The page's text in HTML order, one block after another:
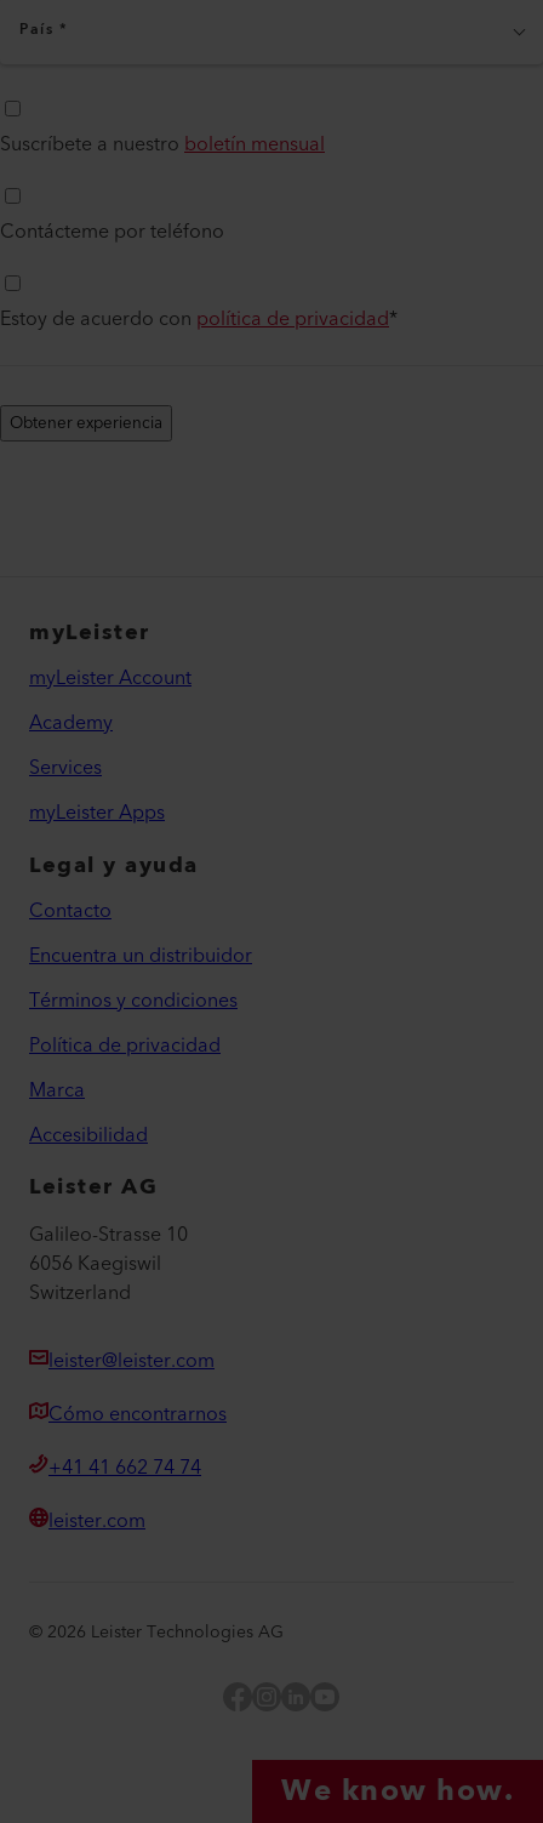
País *
Suscríbete a nuestroboletín mensual
Contácteme por teléfono
Estoy de acuerdo con política de privacidad*
Obtener experiencia
myLeister
myLeister Account
Academy
Services
myLeister Apps
Legal y ayuda
Contacto
Encuentra un distribuidor
Términos y condiciones
Política de privacidad
Marca
Accesibilidad
Leister AG
Galileo-Strasse 10
6056 Kaegiswil
Switzerland
leister@leister.com
Cómo encontrarnos
+41 41 662 74 74
leister.com
© 2026 Leister Technologies AG
We know how.